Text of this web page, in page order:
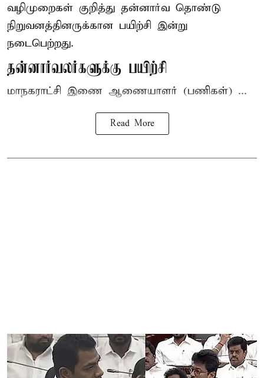
வழிமுறைகள் குறித்து தன்னார்வ தொண்டு
நிறுவனத்தினருக்கான பயிற்சி இன்று
நடைபெற்றது.
தன்னார்வலர்களுக்கு பயிற்சி
மாநகராட்சி இணை ஆணையாளர் (பணிகள்) ...
Read More